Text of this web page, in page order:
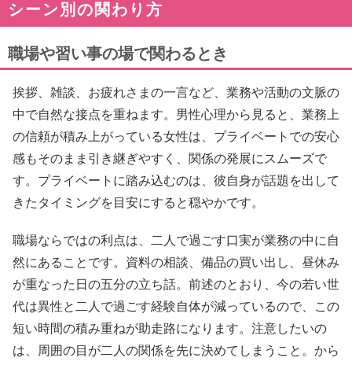
シーン別の関わり方
職場や習い事の場で関わるとき
挨拶、雑談、お疲れさまの一言など、業務や活動の文脈の
中で自然な接点を重ねます。男性心理から見ると、業務上
の信頼が積み上がっている女性は、プライベートでの安心
感もそのまま引き継ぎやすく、関係の発展にスムーズで
す。プライベートに踏み込むのは、彼自身が話題を出して
きたタイミングを目安にすると穏やかです。
職場ならではの利点は、二人で過ごす口実が業務の中に自
然にあることです。資料の相談、備品の買い出し、昼休み
が重なった日の五分の立ち話。前述のとおり、今の若い世
代は異性と二人で過ごす経験自体が減っているので、この
短い時間の積み重ねが助走路になります。注意したいの
は、周囲の目が二人の関係を先に決めてしまうこと。から